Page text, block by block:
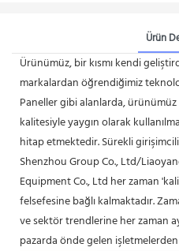
Ürün
Ürünümüz, bir kısmı kendi
markalardan öğrendiğimiz
Paneller gibi alanlarda,
kalitesiyle yaygın olarak
hitap etmektedir. Sürekli
Shenzhou Group Co., Ltd/
Equipment Co., Ltd her zaman
felsefesine bağlı kalmaktadır.
ve sektör trendlerine her zaman
pazarda önde gelen işletmelerden